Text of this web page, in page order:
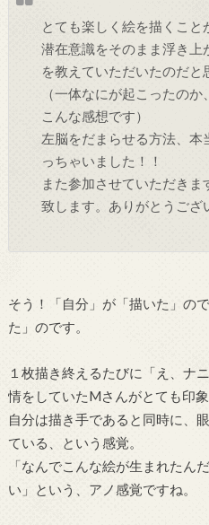
とても楽しく絵を描くこと
潜在意識をそのまま浮き上
を教えていただいたのだと
（一体なにが起こったのか
こんな感想です）
左脳をだまらせる方法、本
っちゃいました！！
また参加させていただき
致します。ありがとうござ
そう！「自分」が「描いた」の
た」のです。
１枚描き終えるたびに「え、ナ
情をしていたMさんがとても印象
自分は描き手であると同時に、
ている、という感覚。
「なんでこんな絵が生まれたん
い」という、アノ感覚ですね。